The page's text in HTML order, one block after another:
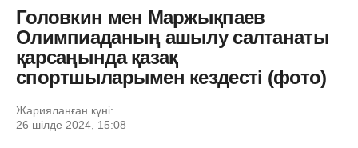
Головкин мен Маржықпаев
Олимпиаданың ашылу салтанаты
қарсаңында қазақ
спортшыларымен кездесті (фото)
Жарияланған күні:
26 шілде 2024, 15:08